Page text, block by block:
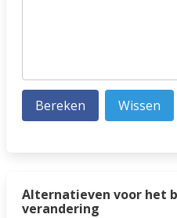
Alternatieven voor het
verandering